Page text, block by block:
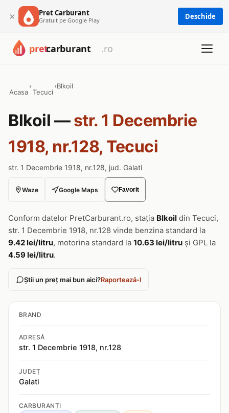
× Pret Carburant
Gratuit pe Google Play Deschide
Acasa
›
Tecuci
›Blkoil
Blkoil —str. 1 Decembrie
1918, nr.128, Tecuci
str. 1 Decembrie 1918, nr.128, jud. Galati
Waze Google Maps Favorit
Conform datelor PretCarburant.ro, stația Blkoil din Tecuci,
str. 1 Decembrie 1918, nr.128 vinde benzina standard la
9.42 lei/litru, motorina standard la 10.63 lei/litru și GPL la
4.59 lei/litru.
Știi un preț mai bun aici?Raportează-l
BRAND
ADRESĂ
str. 1 Decembrie 1918, nr.128
JUDEȚ
Galati
CARBURANȚI